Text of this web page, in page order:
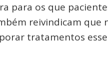
para os que
reivindicam que
tratamentos